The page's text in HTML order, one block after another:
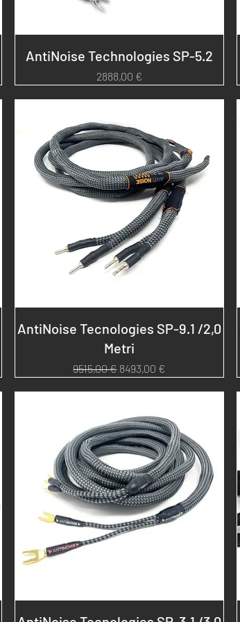
AntiNoise Technologies SP-5.2
Prezzo
2888,00 €
AntiNoise Tecnologies SP-9.1 /2,0
Metri
Prezzo regolare
9515,00 € Prezzo scontato
8493,00 €